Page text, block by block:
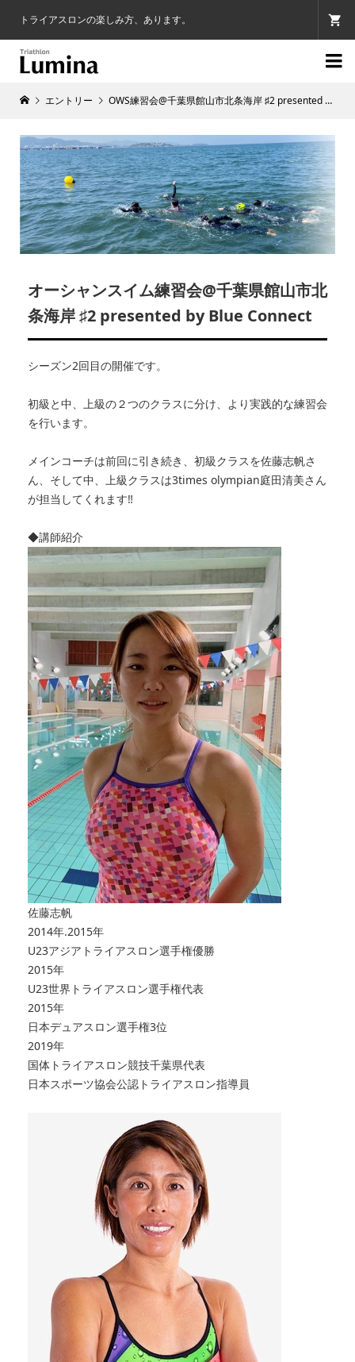
トライアスロンの楽しみ方、あります。

エントリー OWS練習会@千葉県館山市北条海岸 ♯2 presented by Blue Connect 4月30日
オーシャンスイム練習会@千葉県館山市北
条海岸 ♯2 presented by Blue Connect
シーズン2回目の開催です。
初級と中、上級の２つのクラスに分け、より実践的な練習会
を行います。
メインコーチは前回に引き続き、初級クラスを佐藤志帆さ
ん、 そして中、上級クラスは3times olympian庭田清美さん
が担当してくれます‼︎
◆講師紹介
佐藤志帆
2014年.2015年
U23アジアトライアスロン選手権優勝
2015年
U23世界トライアスロン選手権代表
2015年
日本デュアスロン選手権3位
2019年
国体トライアスロン競技千葉県代表
日本スポーツ協会公認トライアスロン指導員